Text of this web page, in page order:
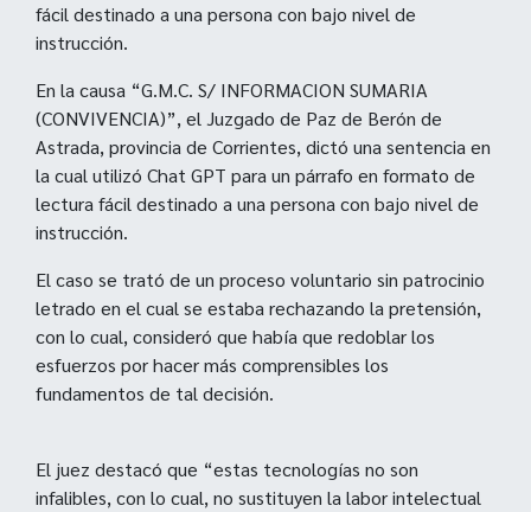
fácil destinado a una persona con bajo nivel de
instrucción.
En la causa “G.M.C. S/ INFORMACION SUMARIA
(CONVIVENCIA)”, el Juzgado de Paz de Berón de
Astrada, provincia de Corrientes, dictó una sentencia en
la cual utilizó Chat GPT para un párrafo en formato de
lectura fácil destinado a una persona con bajo nivel de
instrucción.
El caso se trató de un proceso voluntario sin patrocinio
letrado en el cual se estaba rechazando la pretensión,
con lo cual, consideró que había que redoblar los
esfuerzos por hacer más comprensibles los
fundamentos de tal decisión.
El juez destacó que “estas tecnologías no son
infalibles, con lo cual, no sustituyen la labor intelectual